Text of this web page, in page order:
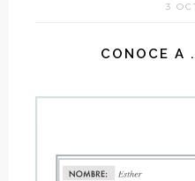
3
CONOCE A